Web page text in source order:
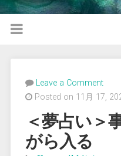
Leave a Comment
Posted on 11月 17,
＜夢占い＞
がら入る